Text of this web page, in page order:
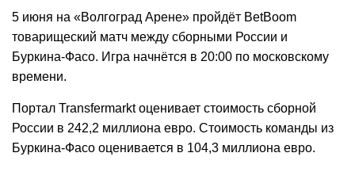
5 июня на «Волгоград Арене» пройдёт BetBoom
товарищеский матч между сборными России и
Буркина-Фасо. Игра начнётся в 20:00 по московскому
времени.
Портал Transfermarkt оценивает стоимость сборной
России в 242,2 миллиона евро. Стоимость команды из
Буркина-Фасо оценивается в 104,3 миллиона евро.